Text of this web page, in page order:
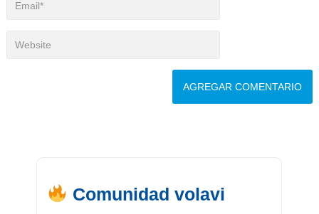
Comunidad volavi